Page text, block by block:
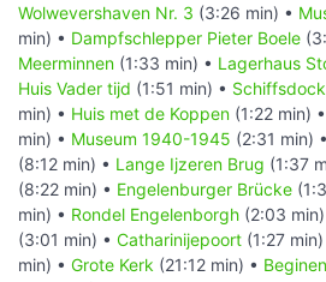
Wolwevershaven Nr. 3 (3:26 min) •
min) • Dampfschlepper Pieter Boele
Meerminnen (1:33 min) • Lagerhaus
Huis Vader tijd (1:51 min) •
min) • Huis met de Koppen (1:22 min) •
min) • Museum 1940-1945 (2:31 min) •
(8:12 min) • Lange Ijzeren Brug (1:37
(8:22 min) • Engelenburger Brücke
min) • Rondel Engelenborgh (2:03 min)
(3:01 min) • Catharinijepoort (1:27 min)
min) • Grote Kerk (21:12 min) •